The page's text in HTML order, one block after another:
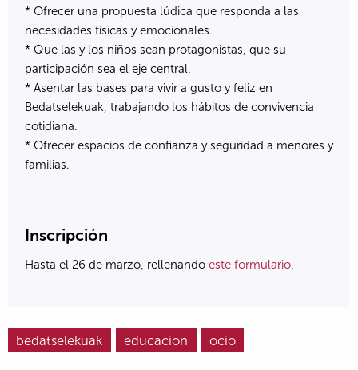
* Ofrecer una propuesta lúdica que responda a las
necesidades físicas y emocionales.
* Que las y los niños sean protagonistas, que su
participación sea el eje central.
* Asentar las bases para vivir a gusto y feliz en
Bedatselekuak, trabajando los hábitos de convivencia
cotidiana.
* Ofrecer espacios de confianza y seguridad a menores y
familias.
Inscripción
Hasta el 26 de marzo, rellenando este formulario.
bedatselekuak educacion ocio